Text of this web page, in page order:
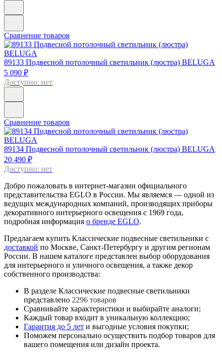
Сравнение товаров
89133 Подвесной потолочный светильник (люстра) BELUGA
5 090 ₽
Доступно: нет
Сравнение товаров
89134 Подвесной потолочный светильник (люстра) BELUGA
20 490 ₽
Доступно: нет
Добро пожаловать в интернет-магазин официального
представительства EGLO в России. Мы являемся — одной из
ведущих международных компаний, производящих приборы
декоративного интерьерного освещения с 1969 года,
подробная информация о бренде EGLO.
Предлагаем купить Классические подвесные светильники с
доставкой по Москве, Санкт-Петербургу и другим регионам
России. В нашем каталоге представлен выбор оборудования
для интерьерного и уличного освещения, а также декор
собственного производства:
В разделе Классические подвесные светильники
представлено 2296 товаров
Сравнивайте характеристики и выбирайте аналоги;
Каждый товар входит в уникальную коллекцию;
Гарантия до 5 лет и выгодные условия покупки;
Поможем персонально осуществить подбор товаров для
вашего помещения или дизайн проекта.